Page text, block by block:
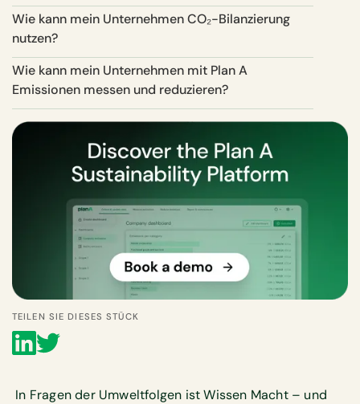
Wie kann mein Unternehmen CO₂-Bilanzierung
nutzen?
Wie kann mein Unternehmen mit Plan A
Emissionen messen und reduzieren?
TEILEN SIE DIESES STÜCK
In Fragen der Umweltfolgen ist Wissen Macht – und